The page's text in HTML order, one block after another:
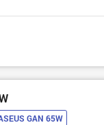
GAN 65W